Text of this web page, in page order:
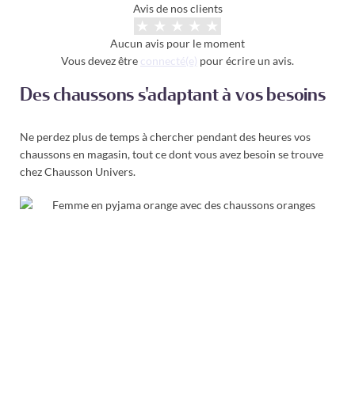
Avis de nos clients
Aucun avis pour le moment
Vous devez être connecté(e) pour écrire un avis.
Des chaussons s'adaptant à vos besoins
Ne perdez plus de temps à chercher pendant des heures vos
chaussons en magasin, tout ce dont vous avez besoin se trouve
chez Chausson Univers.